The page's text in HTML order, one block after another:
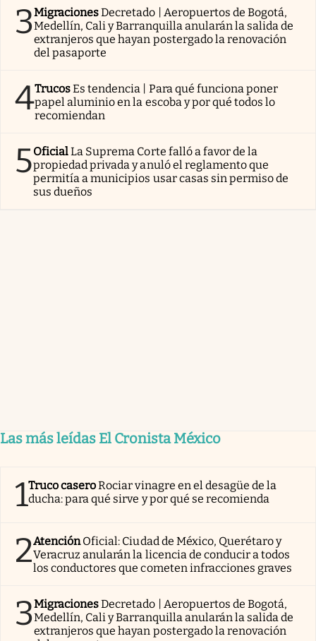
3MigracionesDecretado | Aeropuertos de Bogotá,
Medellín, Cali y Barranquilla anularán la salida de
extranjeros que hayan postergado la renovación
del pasaporte
4TrucosEs tendencia | Para qué funciona poner
papel aluminio en la escoba y por qué todos lo
recomiendan
5OficialLa Suprema Corte falló a favor de la
propiedad privada y anuló el reglamento que
permitía a municipios usar casas sin permiso de
sus dueños
Las más leídas El Cronista México
1Truco caseroRociar vinagre en el desagüe de la
ducha: para qué sirve y por qué se recomienda
2AtenciónOficial: Ciudad de México, Querétaro y
Veracruz anularán la licencia de conducir a todos
los conductores que cometen infracciones graves
3MigracionesDecretado | Aeropuertos de Bogotá,
Medellín, Cali y Barranquilla anularán la salida de
extranjeros que hayan postergado la renovación